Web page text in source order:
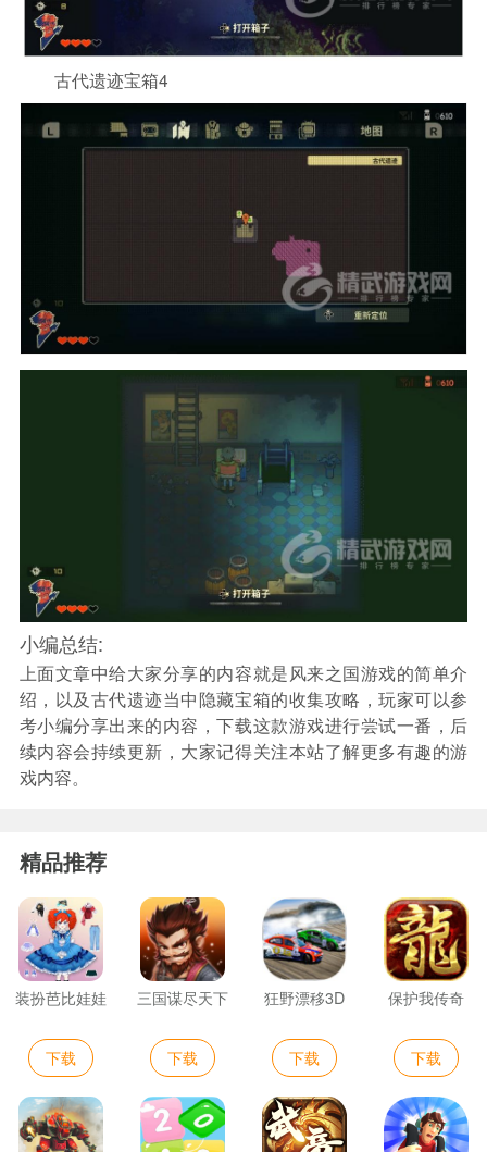
古代遗迹宝箱4
小编总结:
上面文章中给大家分享的内容就是风来之国游戏的简单介
绍，以及古代遗迹当中隐藏宝箱的收集攻略，玩家可以参
考小编分享出来的内容，下载这款游戏进行尝试一番，后
续内容会持续更新，大家记得关注本站了解更多有趣的游
戏内容。
精品推荐
装扮芭比娃娃
下载
三国谋尽天下
下载
狂野漂移3D
下载
保护我传奇
下载